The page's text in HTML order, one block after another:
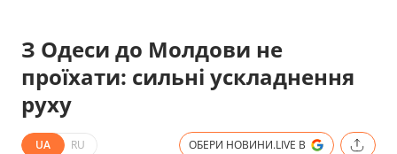
З Одеси до Молдови не
проїхати: сильні ускладнення
руху
UA RU ОБЕРИ НОВИНИ.LIVE В